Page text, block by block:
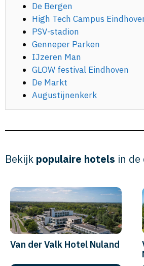
De Bergen
High Tech Campus
PSV-stadion
Genneper Parken
IJzeren Man
GLOW festival Eindhoven
De Markt
Augustijnenkerk
Bekijk populaire hotels in de
Van der Valk Hotel Nuland